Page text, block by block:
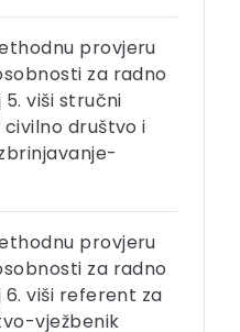
provjeru
za radno
viši stručni
civilno društvo i
provjeru
za radno
viši referent za
vježbenik